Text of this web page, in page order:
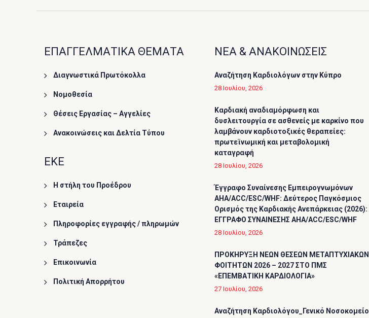
ΕΠΑΓΓΕΛΜΑΤΙΚΑ ΘΕΜΑΤΑ
Διαγνωστικά Πρωτόκολλα
Νομοθεσία
Θέσεις Εργασίας – Αγγελίες
Ανακοινώσεις και Δελτία Τύπου
ΕΚΕ
Η στήλη του Προέδρου
Εταιρεία
Πληροφορίες εγγραφής / πληρωμών
Τράπεζες
Επικοινωνία
Πολιτική Απορρήτου
ΝΕΑ & ΑΝΑΚΟΙΝΩΣΕΙΣ
Αναζήτηση Καρδιολόγων στην Κύπρο
28 Ιουλίου, 2026
Καρδιακή αναδιαμόρφωση και
δυσλειτουργία σε ασθενείς με καρκίνο που
λαμβάνουν καρδιοτοξικές θεραπείες:
πρωτεϊνωμική και μεταβολομική
καταγραφή
28 Ιουλίου, 2026
Έγγραφο Συναίνεσης Εμπειρογνωμόνων
AHA/ACC/ESC/WHF: Δεύτερος Παγκόσμιος
Ορισμός της Καρδιακής Ανεπάρκειας (2026):
ΕΓΓΡΑΦΟ ΣΥΝΑΙΝΕΣΗΣ AHA/ACC/ESC/WHF
28 Ιουλίου, 2026
ΠΡΟΚΗΡΥΞΗ ΝΕΩΝ ΘΕΣΕΩΝ ΜΕΤΑΠΤΥΧΙΑΚΩΝ
ΦΟΙΤΗΤΩΝ 2026 – 2027 ΣΤΟ ΠΜΣ
«ΕΠΕΜΒΑΤΙΚΗ ΚΑΡΔΙΟΛΟΓΙΑ»
27 Ιουλίου, 2026
Αναζήτηση Καρδιολόγου_Γενικό Νοσοκομείο